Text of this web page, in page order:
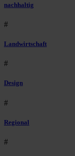
nachhaltig
#
Landwirtschaft
#
Design
#
Regional
#